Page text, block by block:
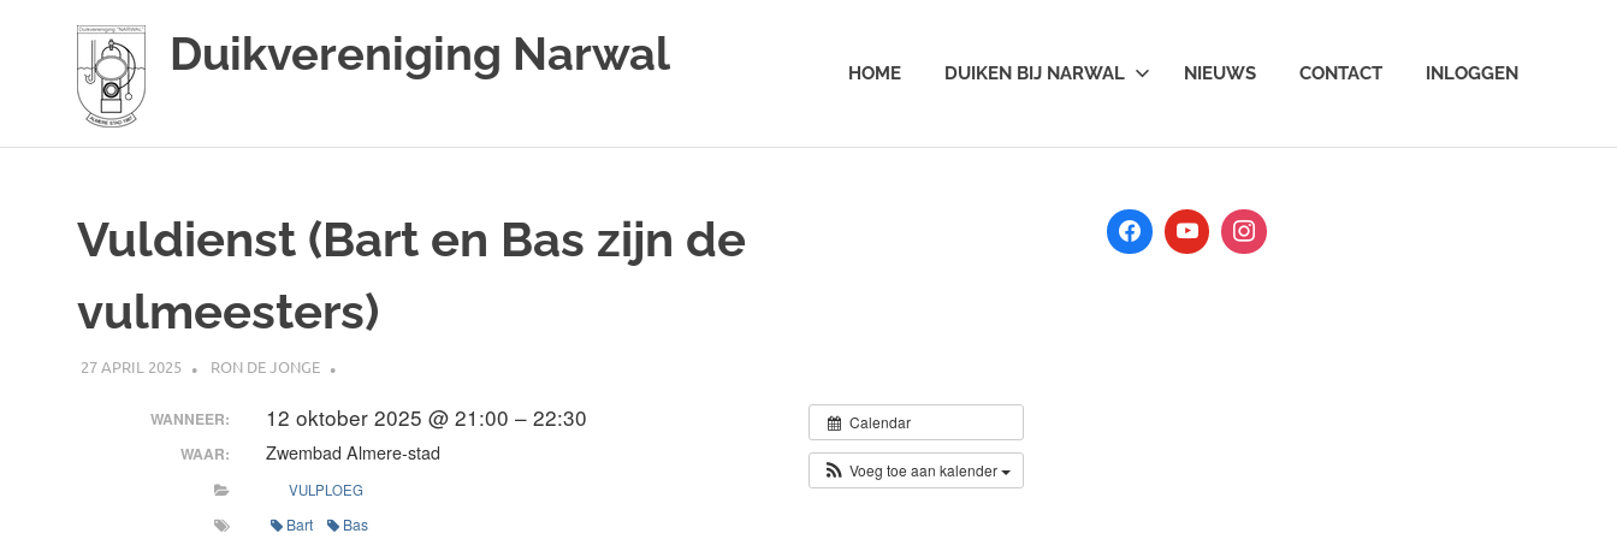
Duikvereniging Narwal HOME DUIKEN BIJ NARWAL NIEUWS CONTACT INLOGGEN
Vuldienst (Bart en Bas zijn de
vulmeesters)
27 APRIL 2025 RON DE JONGE
Calendar
Voeg toe aan kalender
WANNEER: 12 oktober 2025 @ 21:00 – 22:30
WAAR: Zwembad Almere-stad
VULPLOEG
Bart Bas